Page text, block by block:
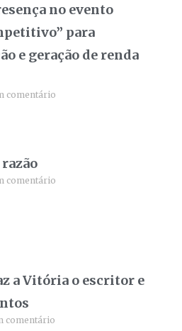
no evento
para
e geração de renda
comentário
comentário
a Vitória o escritor e
comentário